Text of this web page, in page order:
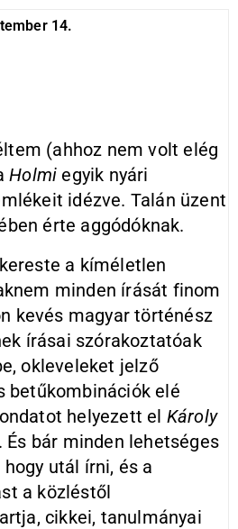
14.
(ahhoz nem volt elég
Holmi egyik nyári
idézve. Talán üzent
érte aggódóknak.
a kíméletlen
minden írását finom
kevés magyar történész
írásai szórakoztatóak
okleveleket jelző
betűkombinációk elé
helyezett el Károly
bár minden lehetséges
utál írni, és a
a közléstől
cikkei, tanulmányai